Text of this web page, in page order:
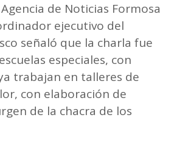
de Noticias Formosa
ejecutivo del
señaló que la charla fue
especiales, con
trabajan en talleres de
con elaboración de
de la chacra de los